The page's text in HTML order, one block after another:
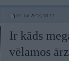
31. Jul 2013, 18:14
Ir kāds
vēlamos